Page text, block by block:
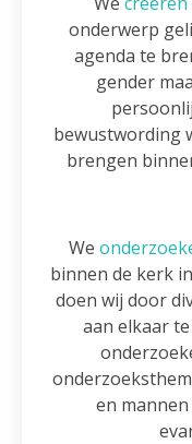
onderwerp
agenda te
gender
bewustwording
brengen
We
binnen de kerk
doen wij door
aan elkaar
en